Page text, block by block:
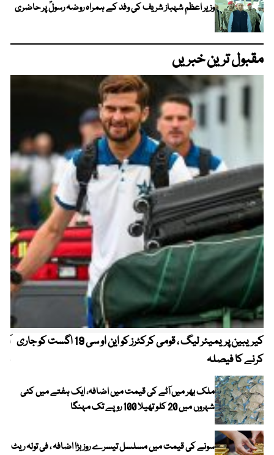
وزیر اعظم شہباز شریف کی وفد کے ہمراہ روضہ رسولؐ پر حاضری
مقبول ترین خبریں
کیریبین پریمیئر لیگ ، قومی کرکٹرز کو این او سی 19 اگست کو جاری
کرنے کا فیصلہ
ملک بھر میں آٹے کی قیمت میں اضافہ، ایک ہفتے میں کئی
شہروں میں 20 کلو تھیلا 100 روپے تک مہنگا
سونے کی قیمت میں مسلسل تیسرے روز بڑا اضافہ ، فی تولہ ریٹ